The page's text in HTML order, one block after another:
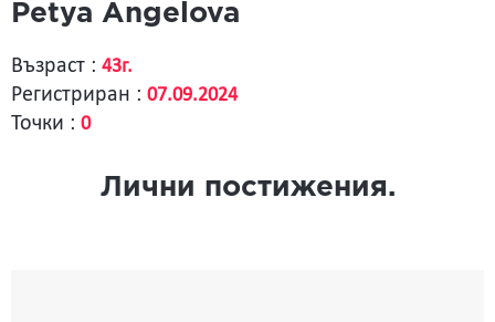
Petya Angelova
Възраст : 43г.
Регистриран : 07.09.2024
Точки : 0
Лични постижения.